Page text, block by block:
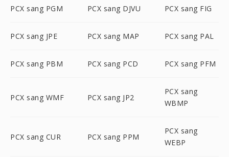
PCX sang PGM PCX sang DJVU PCX sang FIG
PCX sang JPE PCX sang MAP PCX sang PAL
PCX sang PBM PCX sang PCD PCX sang PFM
PCX sang WMF PCX sang JP2
PCX sang
WBMP
PCX sang CUR PCX sang PPM
PCX sang
WEBP